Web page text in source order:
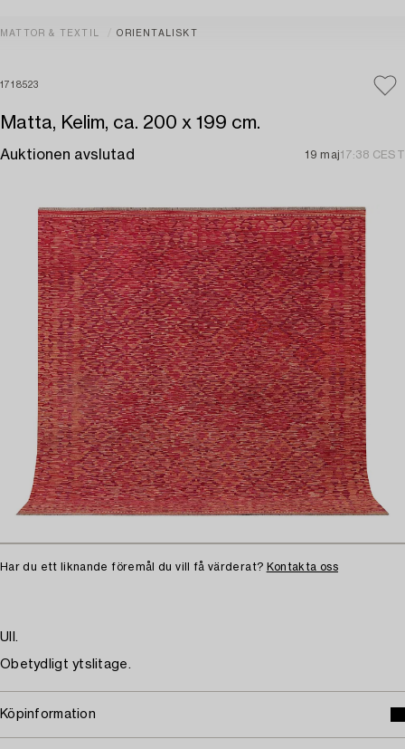
MATTOR & TEXTIL ORIENTALISKT
1718523
Matta, Kelim, ca. 200 x 199 cm.
Auktionen avslutad 19 maj17:38 CEST
Har du ett liknande föremål du vill få värderat? Kontakta oss
Ull.
Obetydligt ytslitage.
Köpinformation